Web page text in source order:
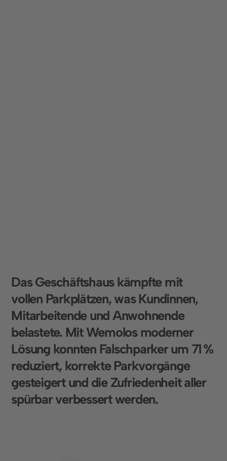
Das Geschäftshaus kämpfte mit
vollen Parkplätzen, was Kundinnen,
Mitarbeitende und Anwohnende
belastete. Mit Wemolos moderner
Lösung konnten Falschparker um 71%
reduziert, korrekte Parkvorgänge
gesteigert und die Zufriedenheit aller
spürbar verbessert werden.